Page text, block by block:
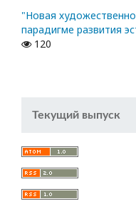
"Новая
парадигме развития
120
Текущий выпуск